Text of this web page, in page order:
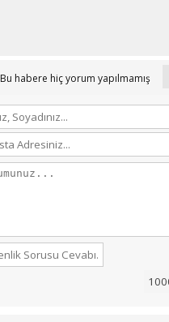
Bu habere hiç yorum yapılmamış